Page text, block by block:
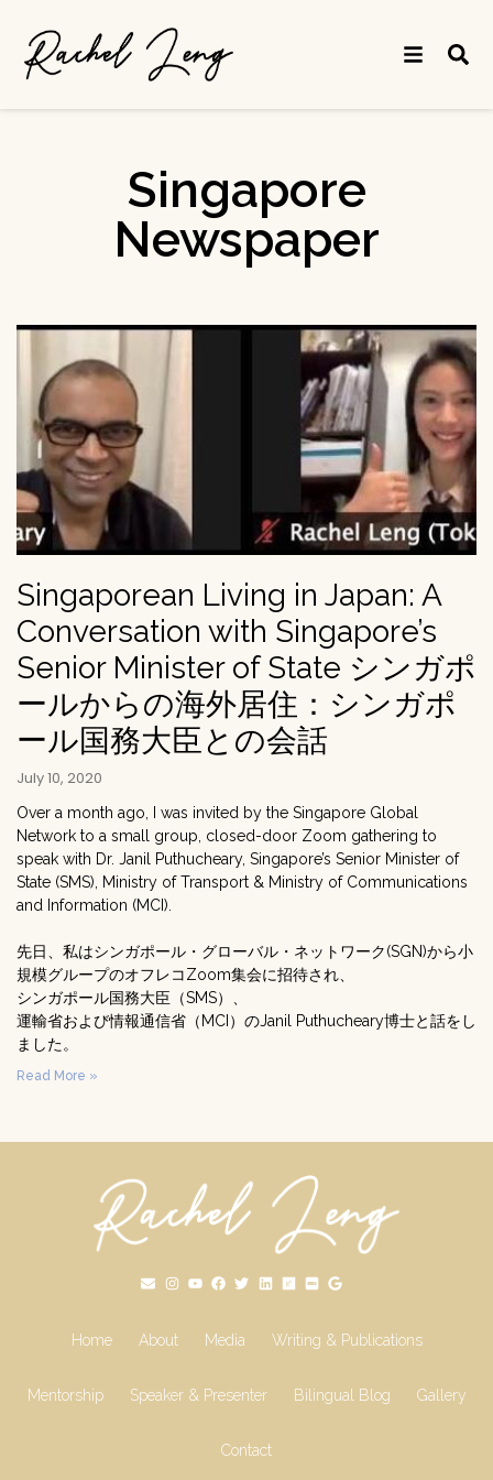
Singapore
Newspaper
Singaporean Living in Japan: A
Conversation with Singapore’s
Senior Minister of State シンガポ
ールからの海外居住：シンガポ
ール国務大臣との会話
July 10, 2020
Over a month ago, I was invited by the Singapore Global
Network to a small group, closed-door Zoom gathering to
speak with Dr. Janil Puthucheary, Singapore’s Senior Minister of
State (SMS), Ministry of Transport & Ministry of Communications
and Information (MCI).
先日、私はシンガポール・グローバル・ネットワーク(SGN)から小
規模グループのオフレコZoom集会に招待され、
シンガポール国務大臣（SMS）、
運輸省および情報通信省（MCI）のJanil Puthucheary博士と話をし
ました。
Read More »
Home About Media Writing & Publications
Mentorship Speaker & Presenter Bilingual Blog Gallery
Contact